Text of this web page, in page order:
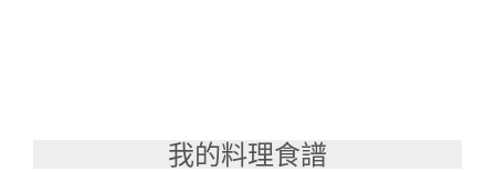
我的料理食譜